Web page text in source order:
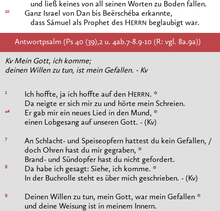
und ließ keines von all seinen Worten zu Boden fallen.
20
Ganz Israel von Dan bis Beërschéba erkannte,
dass Sámuel als Prophet des H ERRN beglaubigt war.
Antwortpsalm (Ps 40 (39),2 u. 4ab.7-8.9-10 (R: vgl. 8a.9a))
Kv Mein Gott, ich komme;
deinen Willen zu tun, ist mein Gefallen. - Kv
2 Ich hoffte, ja ich hoffte auf den H ERRN . *
Da neigte er sich mir zu und hörte mein Schreien.
4a
Er gab mir ein neues Lied in den Mund, *
einen Lobgesang auf unseren Gott. - (Kv)
7
An Schlacht- und Speiseopfern hattest du kein Gefallen, /
doch Ohren hast du mir gegraben, *
Brand- und Sündopfer hast du nicht gefordert.
8
Da habe ich gesagt: Siehe, ich komme. *
In der Buchrolle steht es über mich geschrieben. - (Kv)
9
Deinen Willen zu tun, mein Gott, war mein Gefallen *
und deine Weisung ist in meinem Innern.